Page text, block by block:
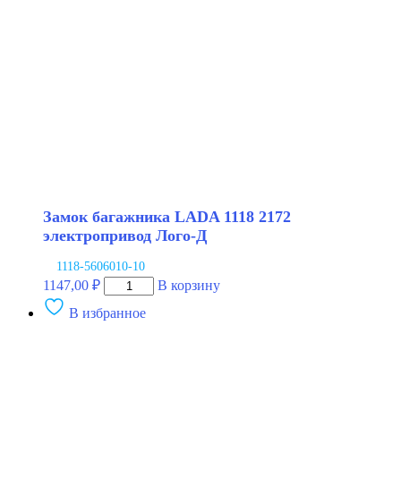
Замок багажника LADA 1118 2172
электропривод Лого-Д
1118-5606010-10
1147,00 ₽
Количество
товара
Замок
В корзину
В избранное